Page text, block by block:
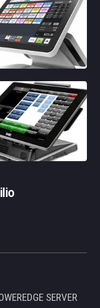
SERVER